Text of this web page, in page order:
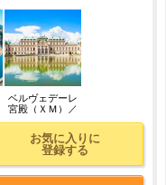
ベルヴェデーレ
宮殿（ＸＭ）／
お気に入りに
登録する